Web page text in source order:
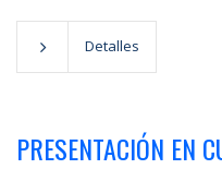
Detalles
PRESENTACIÓN EN